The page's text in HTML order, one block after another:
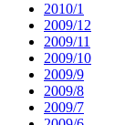
2010/1
2009/12
2009/11
2009/10
2009/9
2009/8
2009/7